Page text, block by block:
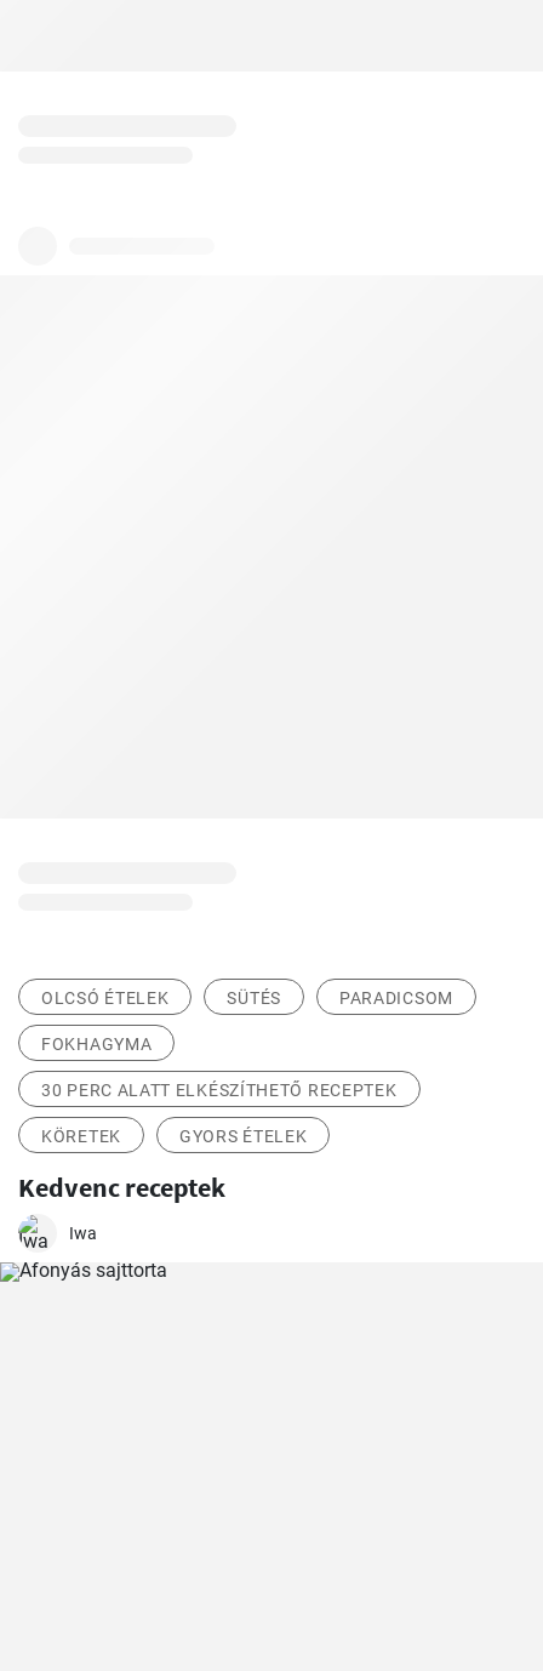
OLCSÓ ÉTELEK SÜTÉS PARADICSOM
FOKHAGYMA
30 PERC ALATT ELKÉSZÍTHETŐ RECEPTEK
KÖRETEK GYORS ÉTELEK
Kedvenc receptek
Iwa